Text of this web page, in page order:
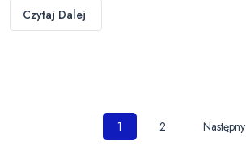
Czytaj Dalej
Nawigacja
1 2 Następny